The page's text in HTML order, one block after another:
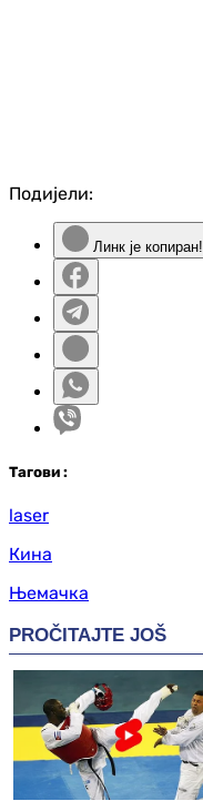
Подијели:
Линк је копиран!
Тагови :
laser
Кина
Њемачка